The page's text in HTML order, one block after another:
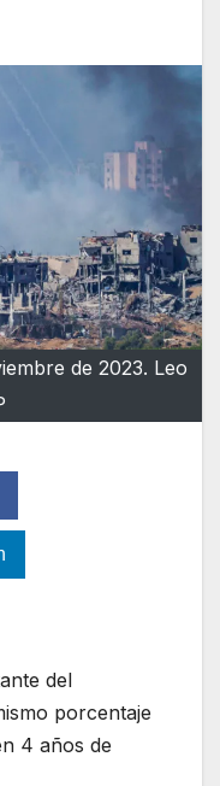
de 2023. Leo
del
porcentaje
4 años de